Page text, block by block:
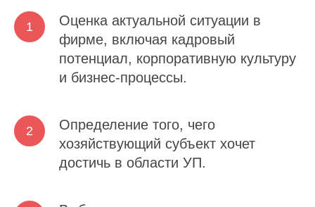
Оценка актуальной ситуации в
фирме, включая кадровый
потенциал, корпоративную культуру
и бизнес-процессы.
Определение того, чего
хозяйствующий субъект хочет
достичь в области УП.